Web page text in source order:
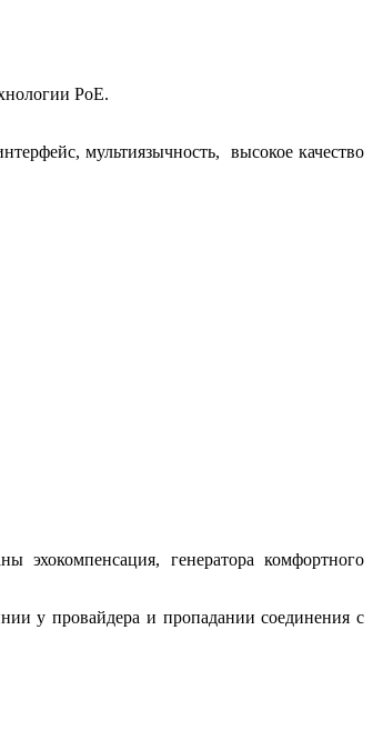
PoE.
мультиязычность, высокое качество
эхокомпенсация, генератора комфортного
у провайдера и пропадании соединения с